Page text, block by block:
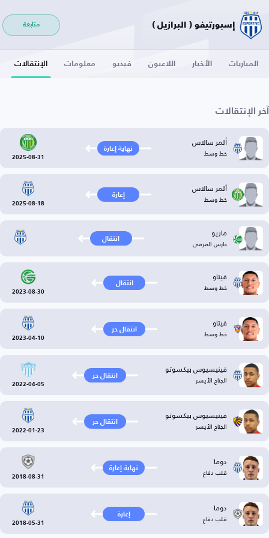
إسبورتيفو ( البرازيل ) متابعة
المباريات الأخبار اللاعبون فيديو معلومات الإنتقالات
آخر الإنتقالات
ألمر سالاس
خط وسط نهاية إعارة
2025-08-31
ألمر سالاس
خط وسط إعارة
2025-08-18
ماريو
حارس المرمى انتقال
فيتاو
خط وسط انتقال
2023-08-30
فيتاو
خط وسط انتقال حر
2023-04-10
فينيسيوس بيكسوتو
الجناح الأيسر انتقال حر
2022-04-05
فينيسيوس بيكسوتو
الجناح الأيسر انتقال حر
2022-01-23
دوما
قلب دفاع نهاية إعارة
2018-08-31
دوما
قلب دفاع إعارة
2018-05-31